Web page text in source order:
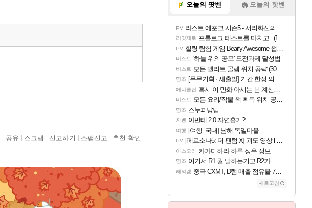
공유 스크랩 신고하기 스팸신고 추천 확인
오늘의 팟벤 오늘의 핫벤
PV 라스트 에포크 시즌5 - 서리화신의 분노 티저
리밋제로 프롤로그 테스트를 마치고.. (feat. 리아)
PV 힐링 탐험 게임 Bearly Awesome 챕터 1 트레일러
비스트 '하늘 위의 공포' 도전과제 달성법
비스트 모든 엘리트 골렘 위치 공략 (30개) - 방랑 결투가
명조 [무무기획 · 새출발] 기간 한정 의뢰 이벤트
애니클립 혹시 이 만화 아시는 분 계신가요
비스트 모든 요리/작물 책 획득 위치 공략 (36개) - 미식가 도전과제
명조 스누피냥님
차벤 아반테 2.0 자연흡기?
여행 [여행_국내] 남해 독일마을
PV [페르소나5: 더 팬텀 X] 괴도 영상 l 타카마키 안·댄싱 스타
아스오라 카가미하라 하루 성우 정보 및 주요 필모
명조 여기서 R1 뭘 말하는거고 R2가 뭘말하는걸까요?
해외겜 중국 CXMT, D램 매출 점유율 7%…글로벌 4위로 부상
새로고침